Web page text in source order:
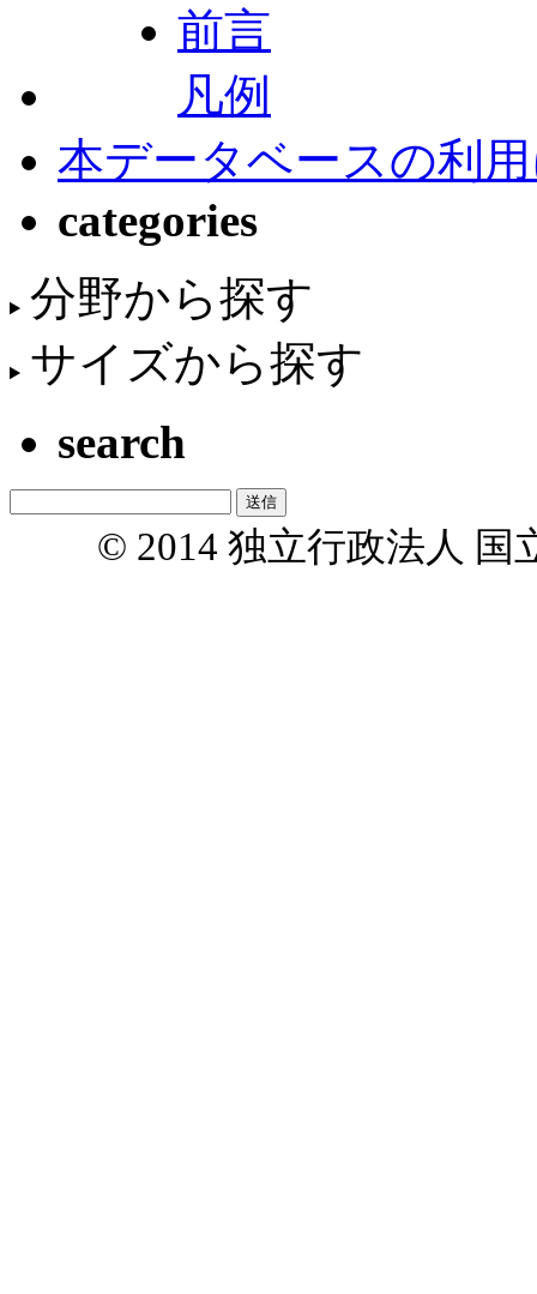
前言
凡例
本データベースの利
categories
分野から探す
サイズから探す
search
© 2014 独立行政法人 国